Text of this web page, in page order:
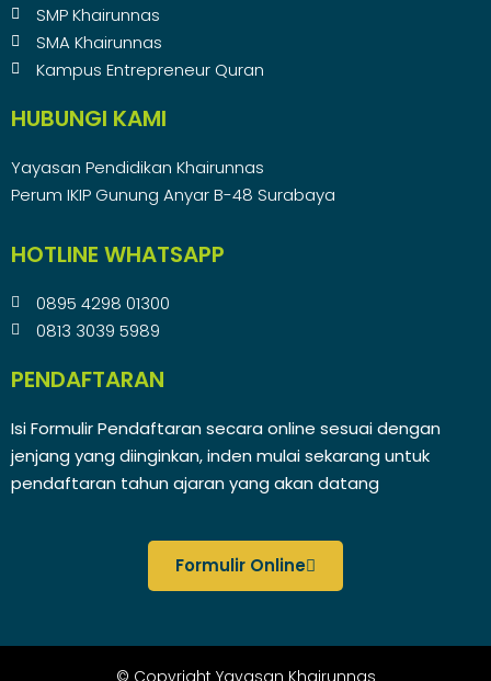
SMP Khairunnas
SMA Khairunnas
Kampus Entrepreneur Quran
HUBUNGI KAMI
Yayasan Pendidikan Khairunnas
Perum IKIP Gunung Anyar B-48 Surabaya
HOTLINE WHATSAPP
0895 4298 01300
0813 3039 5989
PENDAFTARAN
Isi Formulir Pendaftaran secara online sesuai dengan
jenjang yang diinginkan, inden mulai sekarang untuk
pendaftaran tahun ajaran yang akan datang
Formulir Online
© Copyright Yayasan Khairunnas